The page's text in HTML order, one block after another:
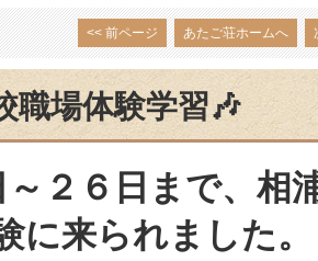
<< 前ページ あたご荘ホームへ
職場体験学習🎶
２６日まで、相
に来られました。